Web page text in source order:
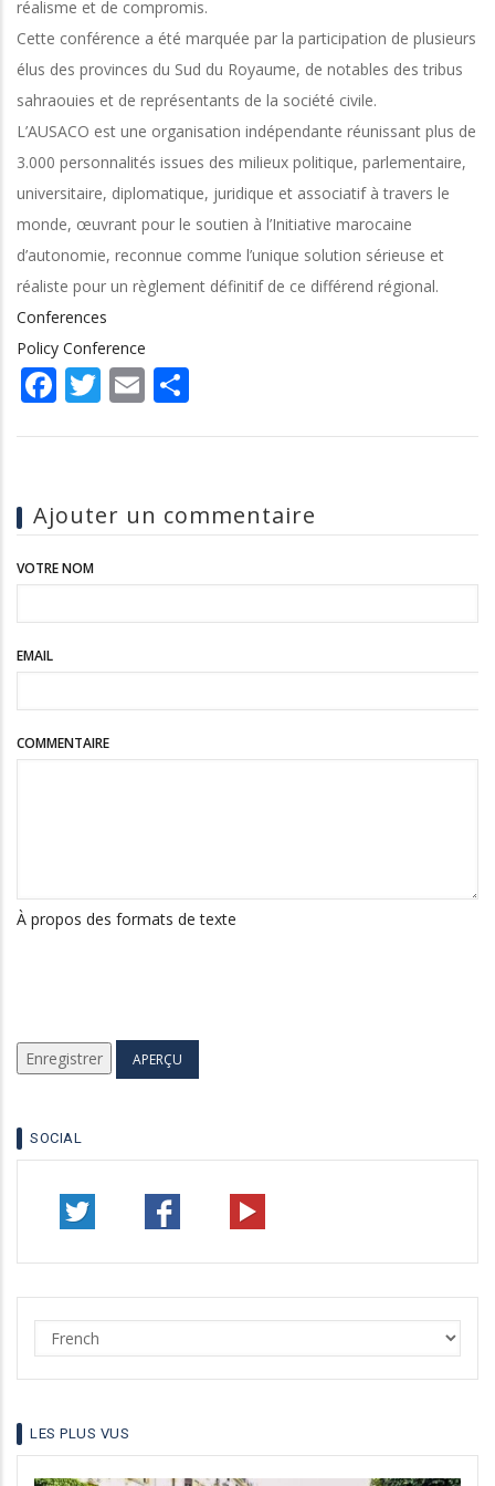
réalisme et de compromis.
Cette conférence a été marquée par la participation de plusieurs
élus des provinces du Sud du Royaume, de notables des tribus
sahraouies et de représentants de la société civile.
L’AUSACO est une organisation indépendante réunissant plus de
3.000 personnalités issues des milieux politique, parlementaire,
universitaire, diplomatique, juridique et associatif à travers le
monde, œuvrant pour le soutien à l’Initiative marocaine
d’autonomie, reconnue comme l’unique solution sérieuse et
réaliste pour un règlement définitif de ce différend régional.
Conferences
Policy Conference
Facebook
Twitter
Email
Ajouter un commentaire
VOTRE NOM
EMAIL
COMMENTAIRE
À propos des formats de texte
SOCIAL
Select
your
language
LES PLUS VUS